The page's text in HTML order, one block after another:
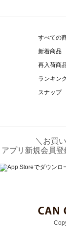
すべての
新着商品
再入荷商
ランキン
スナップ
＼お買
アプリ新規会員登